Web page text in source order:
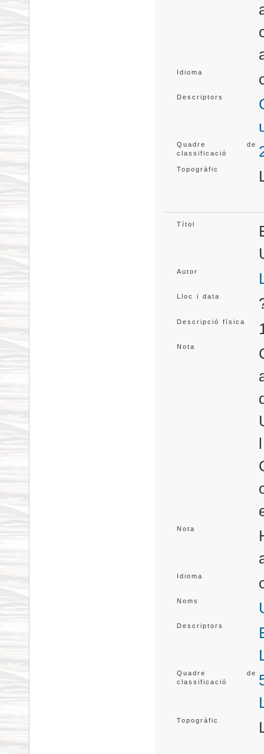
Idioma
Descriptors
Quadre de
classificació
Topogràfic
Títol
Autor
Lloc i data
Descripció física
Nota
Nota
Idioma
Noms
Descriptors
Quadre de
classificació
Topogràfic